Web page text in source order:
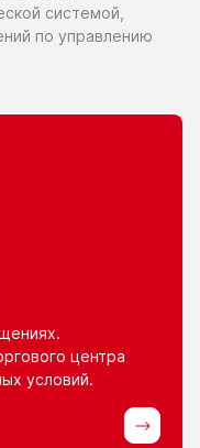
системой,
по управлению
центра
условий.